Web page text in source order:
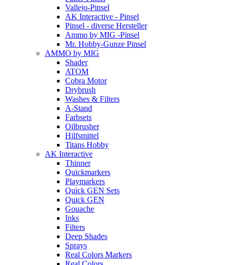
Vallejo-Pinsel
AK Interactive - Pinsel
Pinsel - diverse Hersteller
Ammo by MIG -Pinsel
Mr. Hobby-Gunze Pinsel
AMMO by MIG
Shader
ATOM
Cobra Motor
Drybrush
Washes & Filters
A-Stand
Farbsets
Oilbrusher
Hilfsmittel
Titans Hobby
AK Interactive
Thinner
Quickmarkers
Playmarkers
Quick GEN Sets
Quick GEN
Gouache
Inks
Filters
Deep Shades
Sprays
Real Colors Markers